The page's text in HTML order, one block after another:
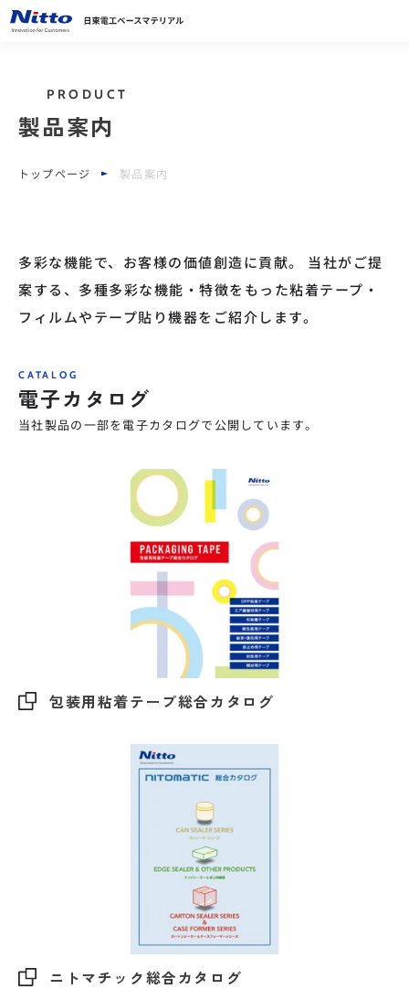
PRODUCT
製品案内
トップページ 製品案内
多彩な機能で、お客様の価値創造に貢献。 当社がご提
案する、多種多彩な機能・特徴をもった粘着テープ・
フィルムやテープ貼り機器をご紹介します。
CATALOG
電子カタログ
当社製品の一部を電子カタログで公開しています。
包装用粘着テープ総合カタログ
ニトマチック総合カタログ